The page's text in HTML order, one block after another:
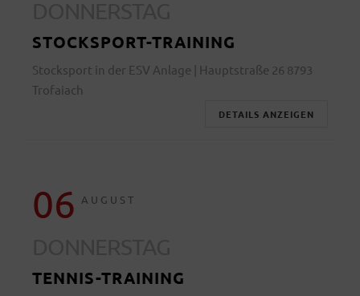
STOCKSPORT-TRAINING
Stocksport in der ESV Anlage | Hauptstraße 26 8793
Trofaiach
DETAILS ANZEIGEN
06 AUGUST
TENNIS-TRAINING